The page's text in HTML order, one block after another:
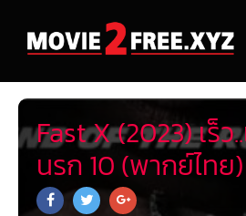
Fast X (2023) เร็ว
นรก 10 (พากย์ไทย